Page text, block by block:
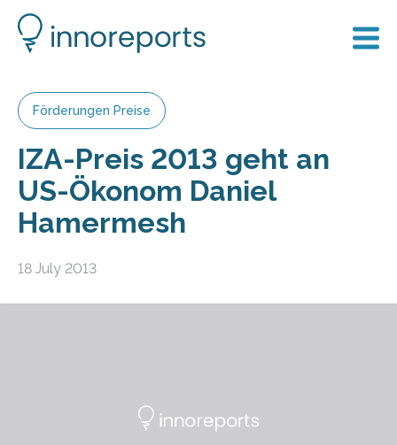
Förderungen Preise
IZA-Preis 2013 geht an
US-Ökonom Daniel
Hamermesh
18 July 2013